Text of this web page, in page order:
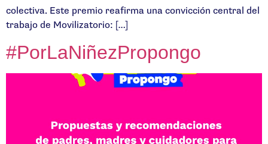
colectiva. Este premio reafirma una convicción central del
trabajo de Movilizatorio: […]
#PorLaNiñezPropongo